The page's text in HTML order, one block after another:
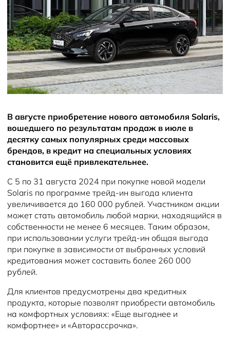
Новости
В августе приобретение нового автомобиля Solaris,
вошедшего по результатам продаж в июле в
десятку самых популярных среди массовых
брендов, в кредит на специальных условиях
становится ещё привлекательнее.
С 5 по 31 августа 2024 при покупке новой модели
Solaris по программе трейд-ин выгода клиента
увеличивается до 160 000 рублей. Участником акции
может стать автомобиль любой марки, находящийся в
собственности не менее 6 месяцев. Таким образом,
при использовании услуги трейд-ин общая выгода
при покупке в зависимости от выбранных условий
кредитования может составить более 260 000
рублей.
Для клиентов предусмотрены два кредитных
продукта, которые позволят приобрести автомобиль
на комфортных условиях: «Еще выгоднее и
комфортнее» и «Авторассрочка».